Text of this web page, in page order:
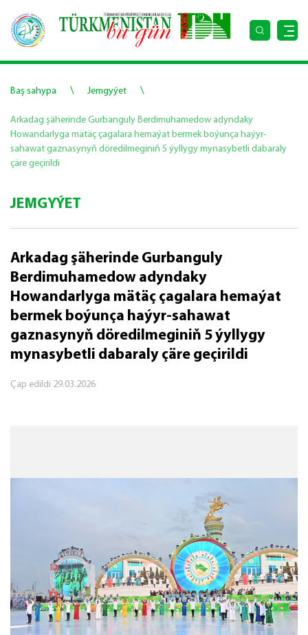
Baş sahypa \ Jemgyýet \
Arkadag şäherinde Gurbanguly Berdimuhamedow adyndaky
Howandarlyga mätäç çagalara hemaýat bermek boýunça haýyr-
sahawat gaznasynyň döredilmeginiň 5 ýyllygy mynasybetli dabaraly
çäre geçirildi
JEMGYÝET
Arkadag şäherinde Gurbanguly
Berdimuhamedow adyndaky
Howandarlyga mätäç çagalara hemaýat
bermek boýunça haýyr-sahawat
gaznasynyň döredilmeginiň 5 ýyllygy
mynasybetli dabaraly çäre geçirildi
Çap edildi 29.03.2026